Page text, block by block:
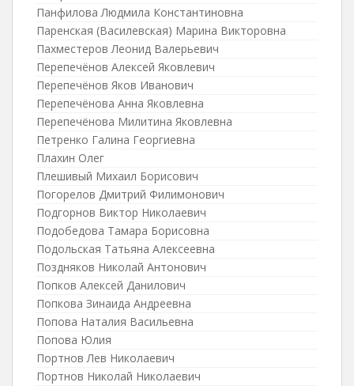
Панфилова Людмила Константиновна
Паренская (Василевская) Марина Викторовна
Пахместеров Леонид Валерьевич
Перепечёнов Алексей Яковлевич
Перепечёнов Яков Иванович
Перепечёнова Анна Яковлевна
Перепечёнова Милитина Яковлевна
Петренко Галина Георгиевна
Плахин Олег
Плешивый Михаил Борисович
Погорелов Дмитрий Филимонович
Подгорнов Виктор Николаевич
Подобедова Тамара Борисовна
Подольская Татьяна Алексеевна
Поздняков Николай Антонович
Попков Алексей Данилович
Попкова Зинаида Андреевна
Попова Наталия Васильевна
Попова Юлия
Портнов Лев Николаевич
Портнов Николай Николаевич